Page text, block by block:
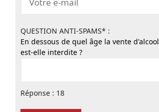
QUESTION ANTI-SPAMS* :
En dessous de quel âge la vente d'alcool
est-elle interdite ?
Réponse : 18